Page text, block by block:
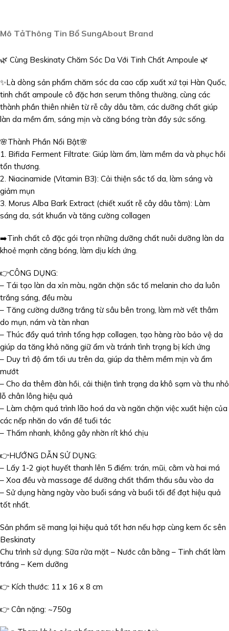
Mô TảThông Tin Bổ SungAbout Brand
🌿 Cùng Beskinaty Chăm Sóc Da Với Tinh Chất Ampoule 🌿
✨Là dòng sản phẩm chăm sóc da cao cấp xuất xứ tại Hàn Quốc,
tinh chất ampoule cô đặc hơn serum thông thường, cùng các
thành phần thiên nhiên từ rễ cây dâu tằm, các dưỡng chất giúp
làn da mềm ẩm, sáng mịn và căng bóng tràn đầy sức sống.
🌸Thành Phần Nổi Bật🌸
1. Bifida Ferment Filtrate: Giúp làm ẩm, làm mềm da và phục hồi
tổn thương.
2. Niacinamide (Vitamin B3): Cải thiện sắc tố da, làm sáng và
giảm mụn
3. Morus Alba Bark Extract (chiết xuất rễ cây dâu tằm): Làm
sáng da, sát khuẩn và tăng cường collagen
➡️Tinh chất cô đặc gói trọn những dưỡng chất nuôi dưỡng làn da
khoẻ mạnh căng bóng, làm dịu kích ứng.
👉CÔNG DỤNG:
– Tái tạo làn da xỉn màu, ngăn chặn sắc tố melanin cho da luôn
trắng sáng, đều màu
– Tăng cường dưỡng trắng từ sâu bên trong, làm mờ vết thâm
do mụn, nám và tàn nhan
– Thúc đẩy quá trình tổng hợp collagen, tạo hàng rào bảo vệ da
giúp da tăng khả năng giữ ẩm và tránh tình trạng bị kích ứng
– Duy trì độ ẩm tối ưu trên da, giúp da thêm mềm mịn và ẩm
mướt
– Cho da thêm đàn hồi, cải thiện tình trạng da khô sạm và thu nhỏ
lỗ chân lông hiệu quả
– Làm chậm quá trình lão hoá da và ngăn chặn việc xuất hiện của
các nếp nhăn do vấn đề tuổi tác
– Thấm nhanh, không gây nhờn rít khó chịu
👉HƯỚNG DẪN SỬ DỤNG:
– Lấy 1-2 giọt huyết thanh lên 5 điểm: trán, mũi, cằm và hai má
– Xoa đều và massage để dưỡng chất thẩm thấu sâu vào da
– Sử dụng hàng ngày vào buổi sáng và buổi tối để đạt hiệu quả
tốt nhất.
Sản phẩm sẽ mang lại hiệu quả tốt hơn nếu hợp cùng kem ốc sên
Beskinaty
Chu trình sử dụng: Sữa rửa mặt – Nước cân bằng – Tinh chất làm
trắng – Kem dưỡng
👉 Kích thước: 11 x 16 x 8 cm
👉 Cân nặng: ~750g